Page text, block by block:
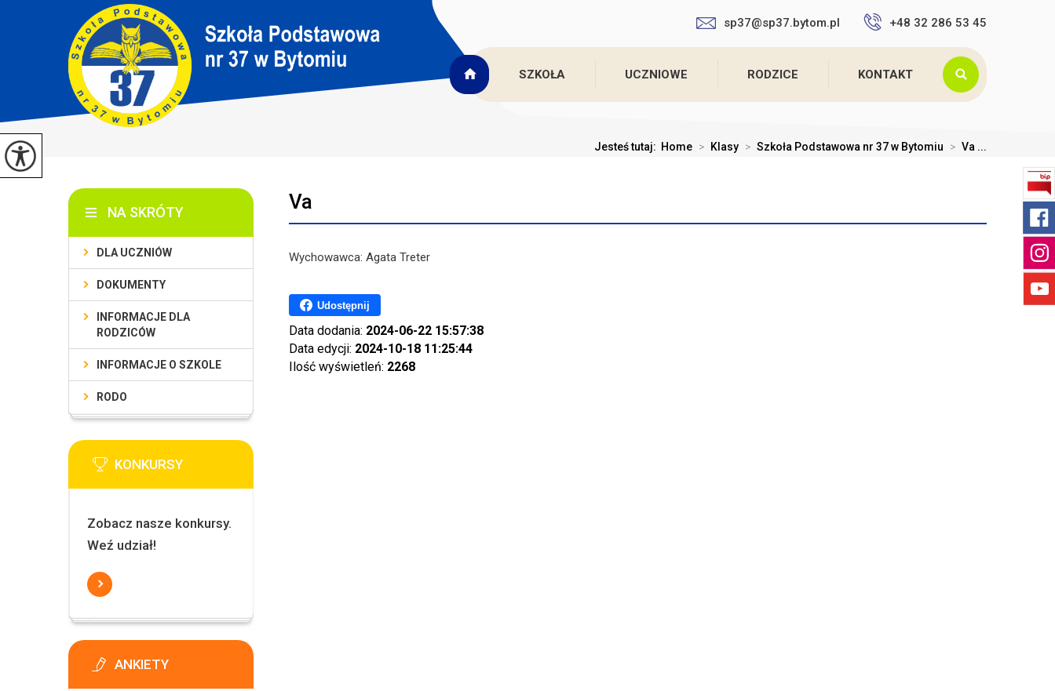
sp37@sp37.bytom.pl +48 32 286 53 45
SZKOŁA UCZNIOWE RODZICE KONTAKT
Jesteś tutaj: Home > Klasy > Szkoła Podstawowa nr 37 w Bytomiu > Va ...
Va
Wychowawca: Agata Treter
Udostępnij
Data dodania: 2024-06-22 15:57:38
Data edycji: 2024-10-18 11:25:44
Ilość wyświetleń: 2268
NA SKRÓTY
DLA UCZNIÓW
DOKUMENTY
INFORMACJE DLA
RODZICÓW
INFORMACJE O SZKOLE
RODO
KONKURSY
Zobacz nasze konkursy.
Weź udział!
ANKIETY